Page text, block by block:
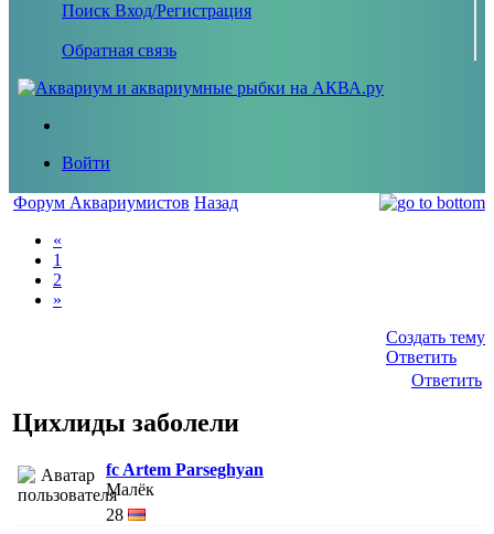
Поиск Вход/Регистрация
Обратная связь
Войти
Форум Аквариумистов Назад
«
1
2
»
Создать тему
Ответить
Ответить
Цихлиды заболели
fc Artem Parseghyan
Малёк
28